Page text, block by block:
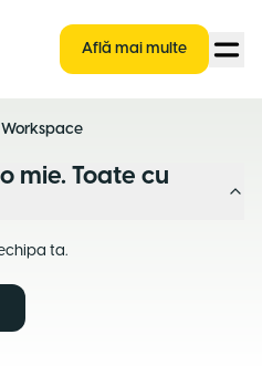
Află mai multe
mie. Toate cu
ta.